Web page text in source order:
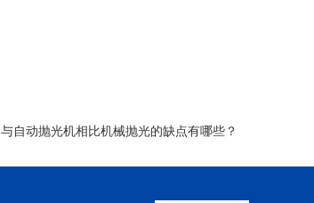
与自动抛光机相比机械抛光的缺点有哪些？